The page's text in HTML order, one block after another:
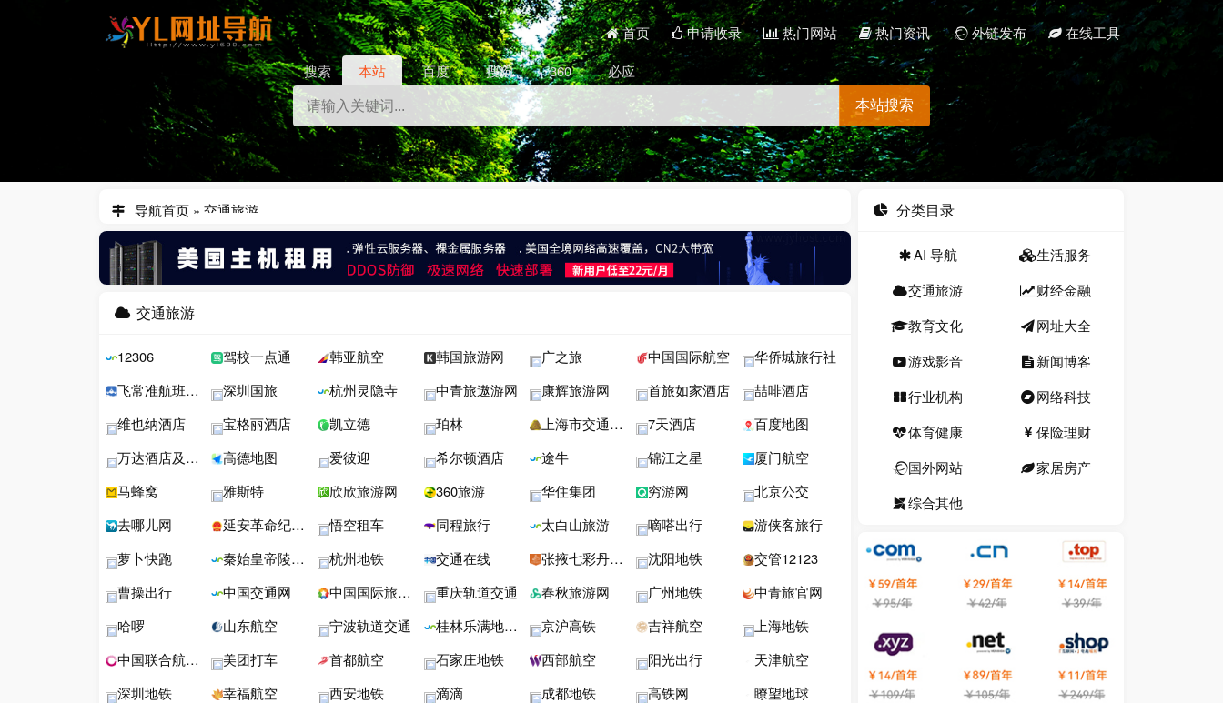
首页 申请收录 热门网站 热门资讯 外链发布 在线工具
搜索 本站 百度 搜狗 360 必应
本站搜索
导航首页» 交通旅游
交通旅游
12306 驾校一点通 韩亚航空 韩国旅游网 广之旅 中国国际航空
华侨城旅行社
飞常准航班动态
深圳国旅 杭州灵隐寺 中青旅遨游网 康辉旅游网 首旅如家酒店
喆啡酒店
维也纳酒店
宝格丽酒店 凯立德 珀林 上海市交通委员会 7天酒店
百度地图
万达酒店及度假村
高德地图 爱彼迎 希尔顿酒店 途牛 锦江之星
厦门航空
马蜂窝
雅斯特 欣欣旅游网 360旅游 华住集团 穷游网
北京公交
去哪儿网
延安革命纪念地 悟空租车 同程旅行 太白山旅游 嘀嗒出行
游侠客旅行
萝卜快跑
秦始皇帝陵博物院 杭州地铁 交通在线 张掖七彩丹霞旅游景区 沈阳地铁
交管12123
曹操出行
中国交通网 中国国际旅行社 重庆轨道交通 春秋旅游网 广州地铁
中青旅官网
哈啰
山东航空 宁波轨道交通 桂林乐满地度假世界 京沪高铁 吉祥航空
上海地铁
中国联合航空公司
美团打车 首都航空 石家庄地铁 西部航空 阳光出行
天津航空
深圳地铁
幸福航空 西安地铁 滴滴 成都地铁 高铁网
瞭望地球
分类目录
AI 导航
生活服务
交通旅游
财经金融
教育文化
网址大全
游戏影音
新闻博客
行业机构
网络科技
体育健康
保险理财
国外网站
家居房产
综合其他